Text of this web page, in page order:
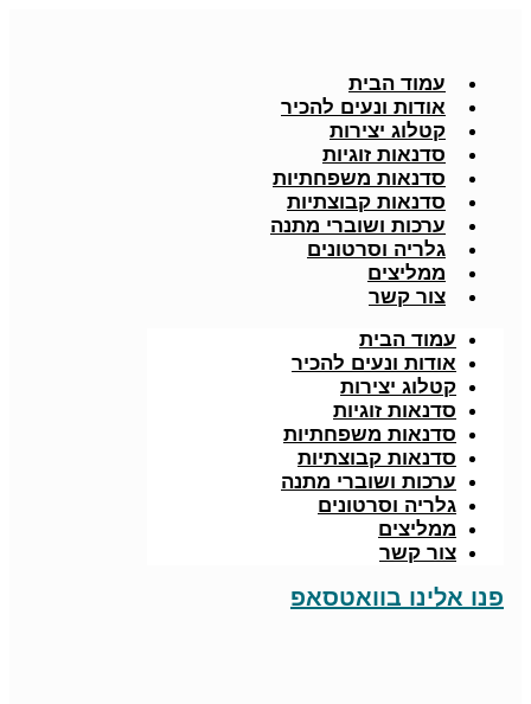
עמוד הבית
אודות ונעים להכיר
קטלוג יצירות
סדנאות זוגיות
סדנאות משפחתיות
סדנאות קבוצתיות
ערכות ושוברי מתנה
גלריה וסרטונים
ממליצים
צור קשר
עמוד הבית
אודות ונעים להכיר
קטלוג יצירות
סדנאות זוגיות
סדנאות משפחתיות
סדנאות קבוצתיות
ערכות ושוברי מתנה
גלריה וסרטונים
ממליצים
צור קשר
פנו אלינו בוואטסאפ